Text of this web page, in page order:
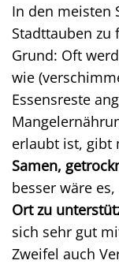
In den meisten
Stadttauben zu
Grund: Oft
wie
Essensreste
erlaubt ist, gibt
Samen,
besser wäre es,
Ort zu
sich sehr gut
Zweifel auch